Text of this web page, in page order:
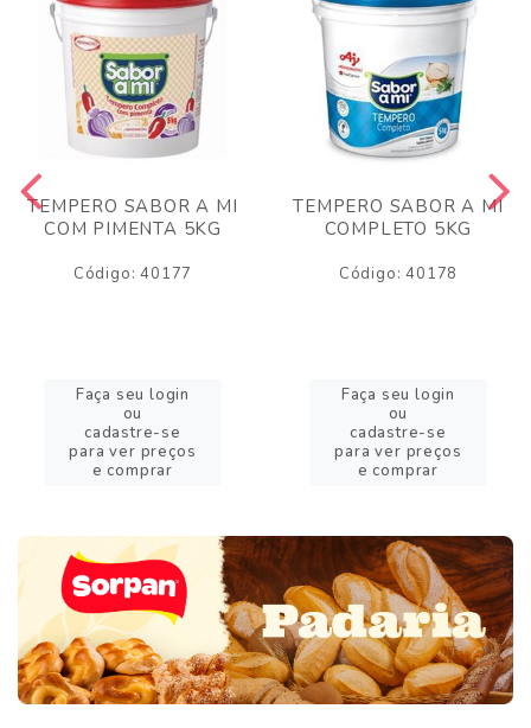
TEMPERO SABOR A MI
COM PIMENTA 5KG
Código: 40177
Faça seu login
ou
cadastre-se
para ver preços
e comprar
TEMPERO SABOR A MI
COMPLETO 5KG
Código: 40178
Faça seu login
ou
cadastre-se
para ver preços
e comprar